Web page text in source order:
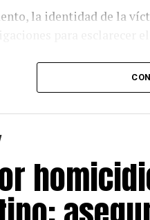
la identidad de la